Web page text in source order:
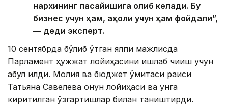
нархининг пасайишига олиб келади. Бу
бизнес учун ҳам, аҳоли учун ҳам фойдали”,
— деди эксперт.
10 сентябрда бўлиб ўтган ялпи мажлисда
Парламент ҳужжат лойиҳасини ишлаб чиқиш учун
қабул қилди. Молия ва бюджет қўмитаси раиси
Татьяна Савелева қонун лойиҳаси ва унга
киритилган ўзгартишлар билан таништирди.